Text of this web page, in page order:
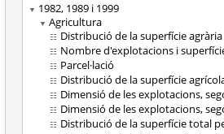
1982, 1989 i 1999
Agricultura
Distribució de la superfície agrària
Nombre d'explotacions i
Parcel·lació
Distribució de la superfície
Dimensió de les explotacions,
Dimensió de les explotacions,
Distribució de la superfície total